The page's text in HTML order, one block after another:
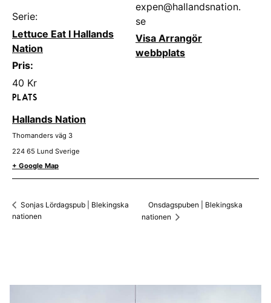
Serie:
Lettuce Eat I Hallands
Nation
Pris:
40 Kr
PLATS
Hallands Nation
Thomanders väg 3
224 65 Lund Sverige
+ Google Map
expen@hallandsnation.
se
Visa Arrangör
webbplats
Sonjas Lördagspub | Blekingska
nationen
Onsdagspuben | Blekingska
nationen